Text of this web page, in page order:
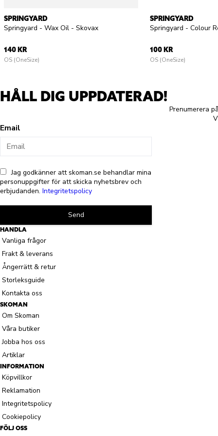
SPRINGYARD
Springyard - Wax Oil - Skovax
140 KR
OS (OneSize)
SPRINGYARD
100 KR
OS (OneSize)
HÅLL DIG UPPDATERAD!
Prenumerera
Email
Jag godkänner att skoman.se behandlar mina
personuppgifter för att skicka nyhetsbrev och
erbjudanden. Integritetspolicy
Send
HANDLA
Vanliga frågor
Frakt & leverans
Ångerrätt & retur
Storleksguide
Kontakta oss
SKOMAN
Om Skoman
Våra butiker
Jobba hos oss
Artiklar
INFORMATION
Köpvillkor
Reklamation
Integritetspolicy
Cookiepolicy
FÖLJ OSS